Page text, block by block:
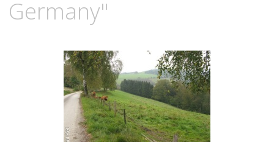
Germany"